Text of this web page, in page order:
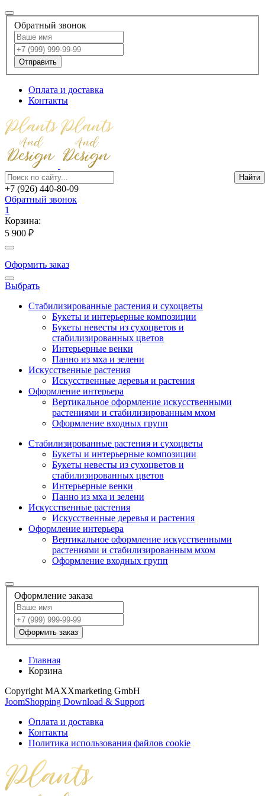
Обратный звонок
Отправить
Оплата и доставка
Контакты
+7 (926) 440-80-09
Обратный звонок
1
Корзина:
5 900 ₽
Оформить заказ
Выбрать
Стабилизированные растения и сухоцветы
Букеты и интерьерные композиции
Букеты невесты из сухоцветов и
стабилизированных цветов
Интерьерные венки
Панно из мха и зелени
Искусственные растения
Искусственные деревья и растения
Оформление интерьера
Вертикальное оформление искусственными
растениями и стабилизированным мхом
Оформление входных групп
Стабилизированные растения и сухоцветы
Букеты и интерьерные композиции
Букеты невесты из сухоцветов и
стабилизированных цветов
Интерьерные венки
Панно из мха и зелени
Искусственные растения
Искусственные деревья и растения
Оформление интерьера
Вертикальное оформление искусственными
растениями и стабилизированным мхом
Оформление входных групп
Оформление заказа
Оформить заказ
Главная
Корзина
Copyright MAXXmarketing GmbH
JoomShopping Download & Support
Оплата и доставка
Контакты
Политика использования файлов cookie